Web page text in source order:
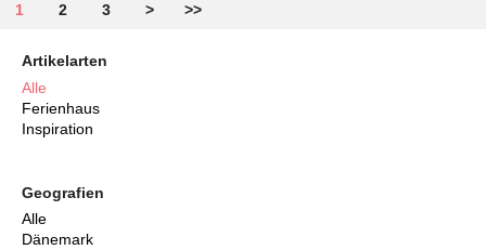
1 2 3 > >>
Artikelarten
Alle
Ferienhaus
Inspiration
Geografien
Alle
Dänemark